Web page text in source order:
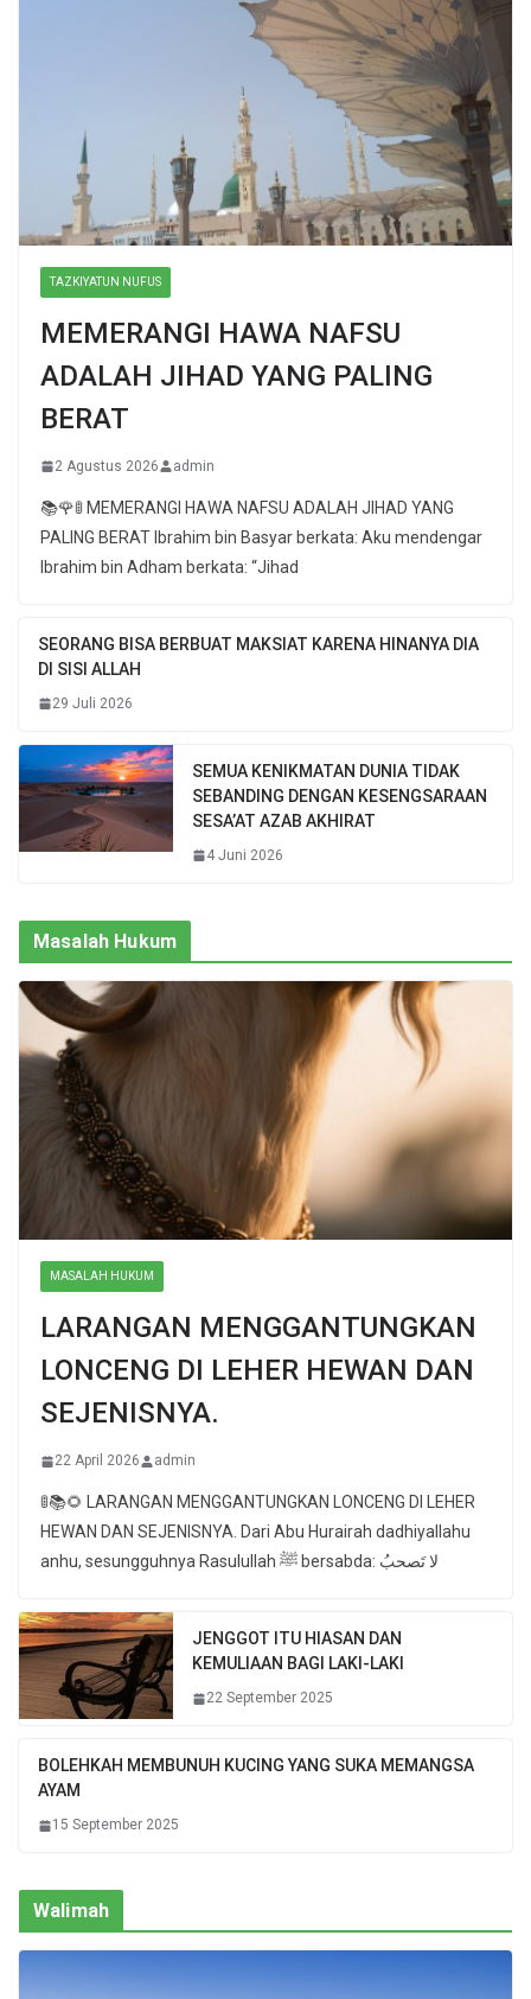
TAZKIYATUN NUFUS
MEMERANGI HAWA NAFSU
ADALAH JIHAD YANG PALING
BERAT
2 Agustus 2026 admin
📚🌹🚦 MEMERANGI HAWA NAFSU ADALAH JIHAD YANG
PALING BERAT Ibrahim bin Basyar berkata: Aku mendengar
Ibrahim bin Adham berkata: “Jihad
SEORANG BISA BERBUAT MAKSIAT KARENA HINANYA DIA
DI SISI ALLAH
29 Juli 2026
SEMUA KENIKMATAN DUNIA TIDAK
SEBANDING DENGAN KESENGSARAAN
SESA’AT AZAB AKHIRAT
4 Juni 2026
Masalah Hukum
MASALAH HUKUM
LARANGAN MENGGANTUNGKAN
LONCENG DI LEHER HEWAN DAN
SEJENISNYA.
22 April 2026 admin
🚦📚🌻 LARANGAN MENGGANTUNGKAN LONCENG DI LEHER
HEWAN DAN SEJENISNYA. Dari Abu Hurairah dadhiyallahu
anhu, sesungguhnya Rasulullah ﷺ bersabda: لا تَصحبُ
JENGGOT ITU HIASAN DAN
KEMULIAAN BAGI LAKI-LAKI
22 September 2025
BOLEHKAH MEMBUNUH KUCING YANG SUKA MEMANGSA
AYAM
15 September 2025
Walimah